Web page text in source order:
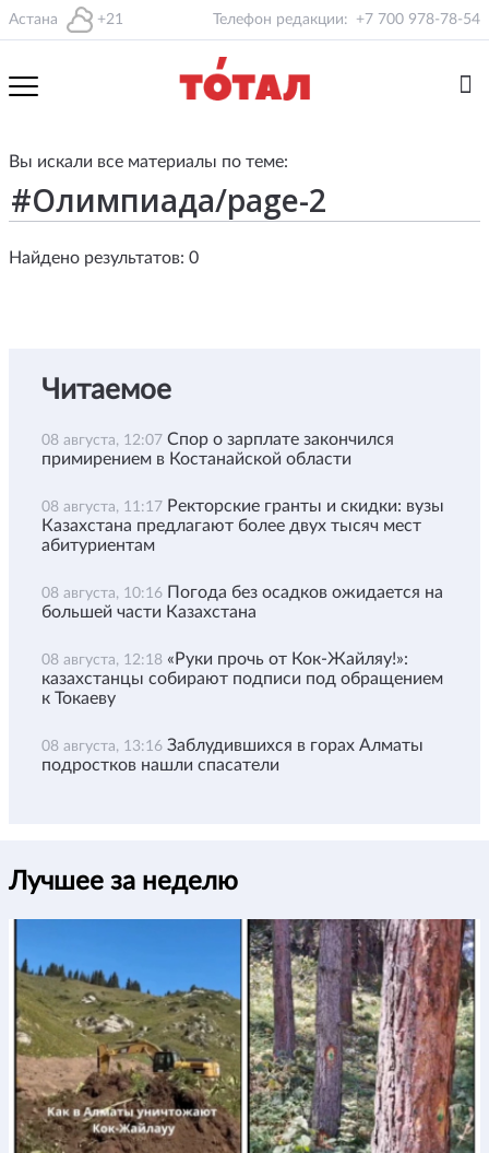
Астана +21 Телефон редакции: +7 700 978-78-54
Вы искали все материалы по теме:
Найдено результатов: 0
Читаемое
08 августа, 12:07 Спор о зарплате закончился
примирением в Костанайской области
08 августа, 11:17 Ректорские гранты и скидки: вузы
Казахстана предлагают более двух тысяч мест
абитуриентам
08 августа, 10:16 Погода без осадков ожидается на
большей части Казахстана
08 августа, 12:18 «Руки прочь от Кок-Жайляу!»:
казахстанцы собирают подписи под обращением
к Токаеву
08 августа, 13:16 Заблудившихся в горах Алматы
подростков нашли спасатели
Лучшее за неделю